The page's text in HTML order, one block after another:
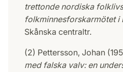
trettonde nordiska
folkminnesforskarmötet i
Skånska centraltr.
(2) Pettersson, Johan
med falska valv: en